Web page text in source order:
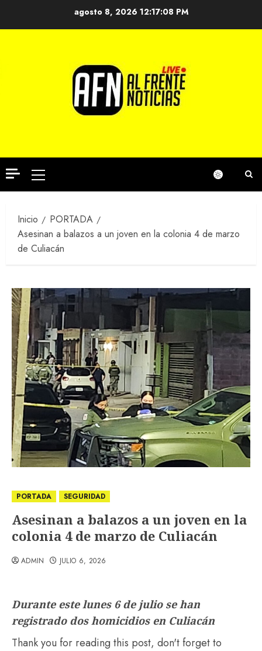
agosto 8, 2026 12:17:08 PM
Menú
principal
Inicio
PORTADA
Asesinan a balazos a un joven en la colonia 4 de marzo
de Culiacán
PORTADA SEGURIDAD
Asesinan a balazos a un joven en la
colonia 4 de marzo de Culiacán
ADMIN JULIO 6, 2026
Durante este lunes 6 de julio se han
registrado dos homicidios en Culiacán
Thank you for reading this post, don't forget to